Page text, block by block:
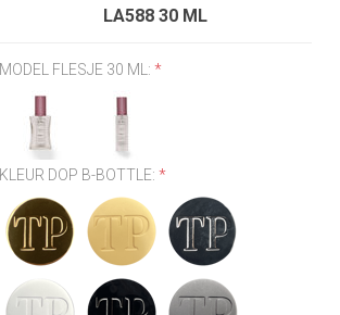
LA588 30 ML
MODEL FLESJE 30 ML:*
KLEUR DOP B-BOTTLE:*